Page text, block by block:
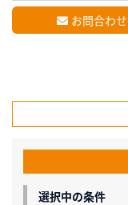
お問合わせ
選択中の条件